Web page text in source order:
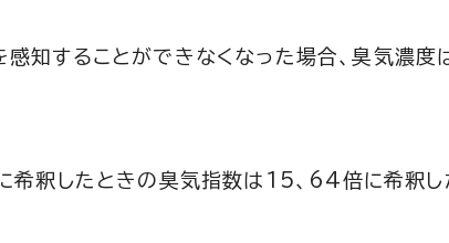
知することができなくなった場合、臭気濃
釈したときの臭気指数は15、64倍に希釈し